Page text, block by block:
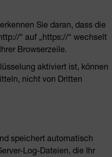
Sie daran, dass die
“ auf „https://“ wechselt
Browserzeile.
aktiviert ist, können
nicht von Dritten
speichert automatisch
Log-Dateien, die Ihr